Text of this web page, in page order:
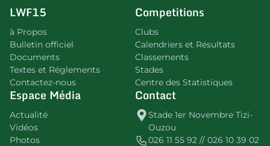
LWF15
à Propos
Bulletin officiel
Documents
Textes et Réglements
Contactez-nous
Competitions
Clubs
Calendriers et Résultats
Classements
Stades
Centre des Statistiques
Espace Média
Actualité
Vidéos
Photos
Contact
Stade 1er Novembre Tizi-
Ouzou
026 11 55 92 // 026 10 39 02